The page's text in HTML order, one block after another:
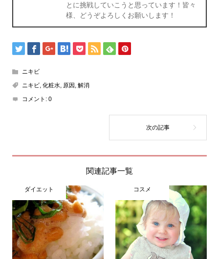
とに挑戦していこうと思っています！皆々
様、どうぞよろしくお願いします！
ニキビ
ニキビ, 化粧水 原因 解消
コメント: 0
関連記事一覧
ダイエット コスメ